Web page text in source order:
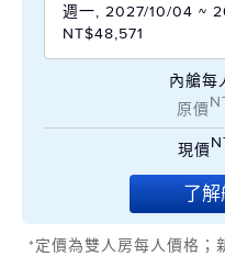
週一, 2027/10/04 ~
NT$48,571
內艙每
原價
現價
了解
*定價為雙人房每人價格；